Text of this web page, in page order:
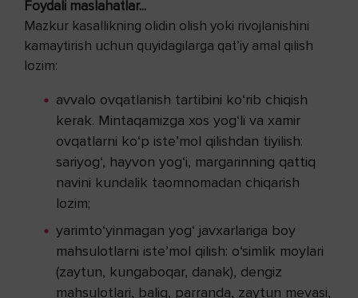
Foydali maslahatlar...
Mazkur kasallikning olidin olish yoki rivojlanishini
kamaytirish uchun quyidagilarga qat’iy amal qilish
lozim:
avvalo ovqatlanish tartibini ko‘rib chiqish
kerak. Mintaqamizga xos yog‘li va xamir
ovqatlarni ko‘p iste’mol qilishdan tiyilish:
sariyog‘, hayvon yog‘i, margarinning qattiq
navini kundalik taomnomadan chiqarish
lozim;
yarimto‘yinmagan yog‘ javxarlariga boy
mahsulotlarni iste’mol qilish: o‘simlik moylari
(zaytun, kungaboqar, danak), dengiz
mahsulotlari, baliq, parranda, zaytun mevasi,